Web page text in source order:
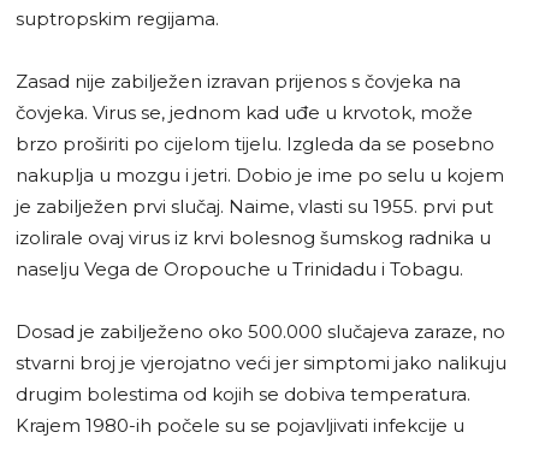
suptropskim regijama.
Zasad nije zabilježen izravan prijenos s čovjeka na
čovjeka. Virus se, jednom kad uđe u krvotok, može
brzo proširiti po cijelom tijelu. Izgleda da se posebno
nakuplja u mozgu i jetri. Dobio je ime po selu u kojem
je zabilježen prvi slučaj. Naime, vlasti su 1955. prvi put
izolirale ovaj virus iz krvi bolesnog šumskog radnika u
naselju Vega de Oropouche u Trinidadu i Tobagu.
Dosad je zabilježeno oko 500.000 slučajeva zaraze, no
stvarni broj je vjerojatno veći jer simptomi jako nalikuju
drugim bolestima od kojih se dobiva temperatura.
Krajem 1980-ih počele su se pojavljivati infekcije u